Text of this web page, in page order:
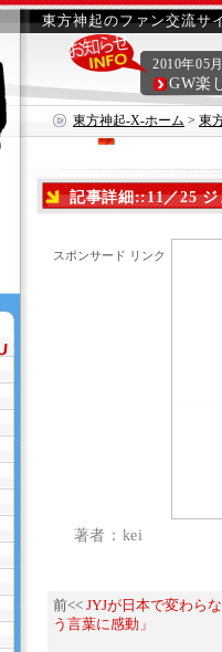
東方神起のファン交流サ
東方神起-X-ホーム > 東
2010年05
GW楽
記事詳細::11／25
スポンサード リンク
著者：kei
前<< JYJが日本で変わら
う言葉に感動」